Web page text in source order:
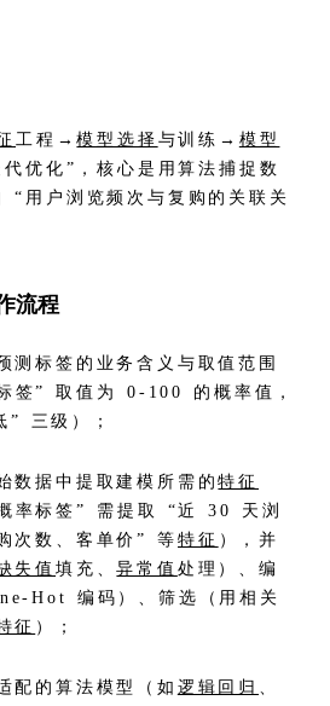
工程→模型选择 与训练→ 模型
优化”，核心是用算法捕捉数
“用户浏览频次与复购的关联关
流程
测标签的业务含义与取值范围
签” 取值为 0-100 的概率值，
三级）；
数据中提取建模所需的特征
率标签” 需提取 “近 30 天浏
次数、客单价” 等特征 ），并
失值填充、异常值 处理）、编
Hot 编码）、筛选（用相关
征 ）；
配的算法模型（如 逻辑回归 、